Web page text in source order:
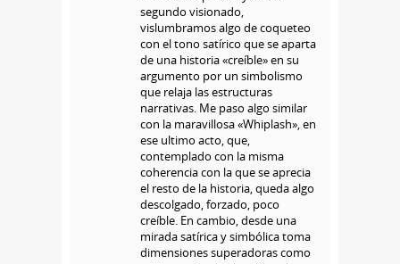
segundo visionado,
vislumbramos algo de coqueteo
con el tono satírico que se aparta
de una historia «creíble» en su
argumento por un simbolismo
que relaja las estructuras
narrativas. Me paso algo similar
con la maravillosa «Whiplash», en
ese ultimo acto, que,
contemplado con la misma
coherencia con la que se aprecia
el resto de la historia, queda algo
descolgado, forzado, poco
creíble. En cambio, desde una
mirada satírica y simbólica toma
dimensiones superadoras como